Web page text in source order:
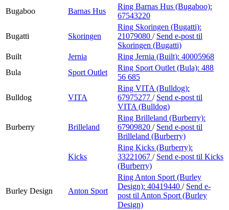
Bugaboo
Barnas Hus
Ring Barnas Hus (Bugaboo):
67543220
Bugatti Skoringen
Ring Skoringen (Bugatti):
21079080 / Send e-post til
Skoringen (Bugatti)
Built
Jernia Ring Jernia (Built): 40005968
Bula
Sport Outlet
Ring Sport Outlet (Bula): 488
56 685
Bulldog VITA
Ring VITA (Bulldog):
67975277 / Send e-post til
VITA (Bulldog)
Burberry Brilleland
Ring Brilleland (Burberry):
67909820 / Send e-post til
Brilleland (Burberry)
Kicks
Ring Kicks (Burberry):
33221067 / Send e-post til Kicks
(Burberry)
Burley Design Anton Sport
Ring Anton Sport (Burley
Design): 40419440 / Send e-
post til Anton Sport (Burley
Design)